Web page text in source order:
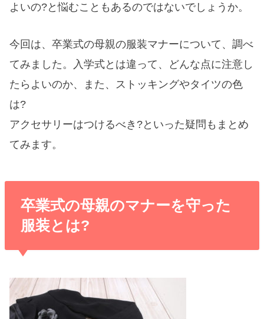
よいの?と悩むこともあるのではないでしょうか。
今回は、卒業式の母親の服装マナーについて、調べ
てみました。入学式とは違って、どんな点に注意し
たらよいのか、また、ストッキングやタイツの色
は?
アクセサリーはつけるべき?といった疑問もまとめ
てみます。
卒業式の母親のマナーを守った
服装とは?